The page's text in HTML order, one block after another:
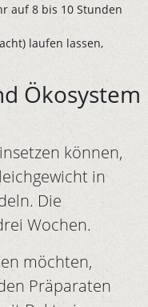
auf 8 bis 10 Stunden
laufen lassen,
Ökosystem
können,
in
Die
Wochen.
möchten,
Präparaten